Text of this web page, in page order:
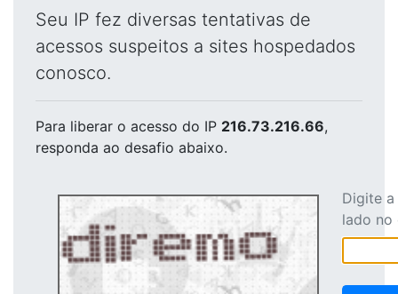
Seu IP fez diversas tentativas de
acessos suspeitos a sites hospedados
conosco.
Para liberar o acesso do IP 216.73.216.66,
responda ao desafio abaixo.
Digite
lado no